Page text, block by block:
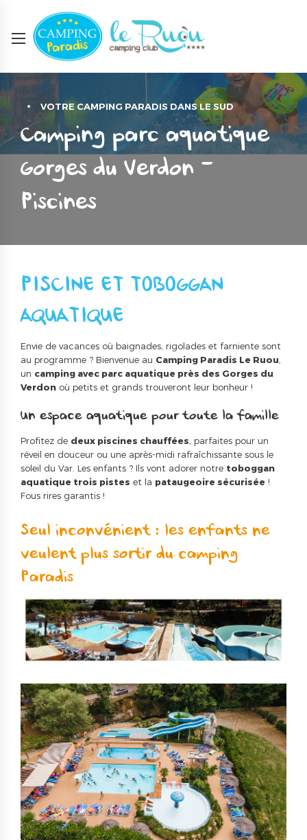
VOTRE CAMPING PARADIS DANS LE SUD
Camping parc aquatique
Gorges du Verdon –
Piscines
PISCINE ET TOBOGGAN
AQUATIQUE
Envie de vacances où baignades, rigolades et farniente sont
au programme ? Bienvenue au Camping Paradis Le Ruou,
un camping avec parc aquatique près des Gorges du
Verdon où petits et grands trouveront leur bonheur !
Un espace aquatique pour toute la famille
Profitez de deux piscines chauffées , parfaites pour un
réveil en douceur ou une après-midi rafraîchissante sous le
soleil du Var. Les enfants ? Ils vont adorer notre toboggan
aquatique trois pistes et la pataugeoire sécurisée !
Fous rires garantis !
Seul inconvénient : les enfants ne
veulent plus sortir du camping
Paradis!